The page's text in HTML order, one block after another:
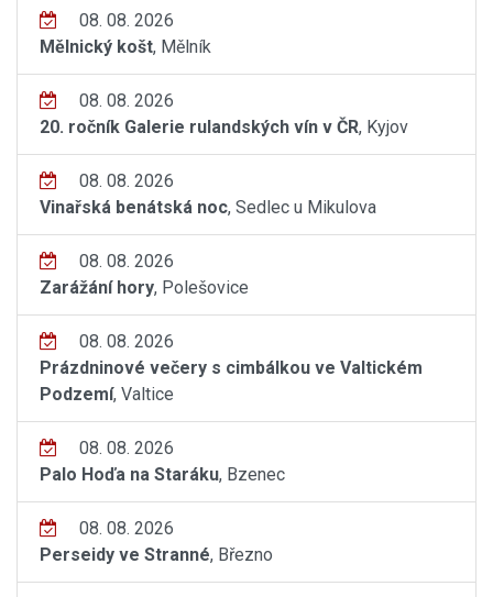
08. 08. 2026
Mělnický košt, Mělník
08. 08. 2026
20. ročník Galerie rulandských vín v ČR, Kyjov
08. 08. 2026
Vinařská benátská noc, Sedlec u Mikulova
08. 08. 2026
Zarážání hory, Polešovice
08. 08. 2026
Prázdninové večery s cimbálkou ve Valtickém
Podzemí, Valtice
08. 08. 2026
Palo Hoďa na Staráku, Bzenec
08. 08. 2026
Perseidy ve Stranné, Březno